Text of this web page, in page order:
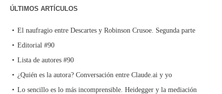
ÚLTIMOS ARTÍCULOS
El naufragio entre Descartes y Robinson Crusoe. Segunda parte
Editorial #90
Lista de autores #90
¿Quién es la autora? Conversación entre Claude.ai y yo
Lo sencillo es lo más incomprensible. Heidegger y la mediación